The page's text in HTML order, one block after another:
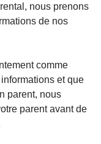
nous prenons
de nos
comme
et que
parent, nous
parent avant de